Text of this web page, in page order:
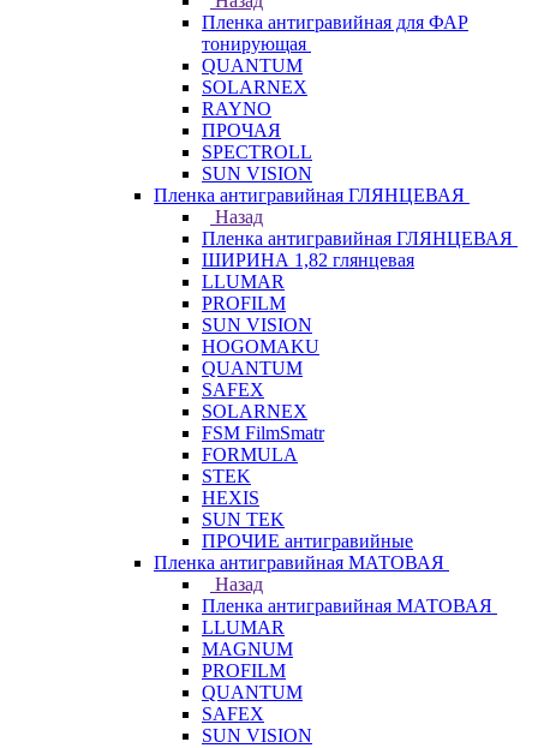
Пленка антигравийная для ФАР
тонирующая
QUANTUM
SOLARNEX
RAYNO
ПРОЧАЯ
SPECTROLL
SUN VISION
Пленка антигравийная ГЛЯНЦЕВАЯ
Назад
Пленка антигравийная ГЛЯНЦЕВАЯ
ШИРИНА 1,82 глянцевая
LLUMAR
PROFILM
SUN VISION
HOGOMAKU
QUANTUM
SAFEX
SOLARNEX
FSM FilmSmatr
FORMULA
STEK
HEXIS
SUN TEK
ПРОЧИЕ антигравийные
Пленка антигравийная МАТОВАЯ
Назад
Пленка антигравийная МАТОВАЯ
LLUMAR
MAGNUM
PROFILM
QUANTUM
SAFEX
SUN VISION